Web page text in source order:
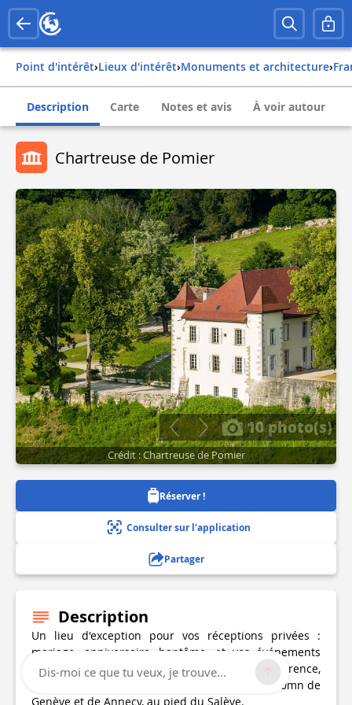
Point d'intérêt› Lieux d'intérêt› Monuments et architecture›
Description Carte Notes et avis À voir autour
Chartreuse de Pomier
10 photo(s)
Crédit : Chartreuse de Pomier
Réserver !
Consulter sur l'application
Partager
Description
Un lieu d'exception pour vos réceptions privées :
mariage, anniversaire, baptême...et vos événements
d'entreprise : séminaire, team building, conférence,
soirée d'entreprise, lancement de produits. A 20mn de
Genève et de Annecy, au pied du Salève.
Dis-moi ce que tu veux, je trouve...